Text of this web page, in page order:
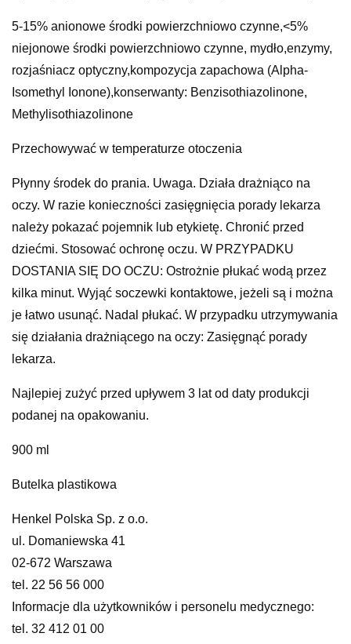
5-15% anionowe środki powierzchniowo czynne,<5%
niejonowe środki powierzchniowo czynne, mydło,enzymy,
rozjaśniacz optyczny,kompozycja zapachowa (Alpha-
Isomethyl Ionone),konserwanty: Benzisothiazolinone,
Methylisothiazolinone
Przechowywać w temperaturze otoczenia
Płynny środek do prania. Uwaga. Działa drażniąco na
oczy. W razie konieczności zasięgnięcia porady lekarza
należy pokazać pojemnik lub etykietę. Chronić przed
dziećmi. Stosować ochronę oczu. W PRZYPADKU
DOSTANIA SIĘ DO OCZU: Ostrożnie płukać wodą przez
kilka minut. Wyjąć soczewki kontaktowe, jeżeli są i można
je łatwo usunąć. Nadal płukać. W przypadku utrzymywania
się działania drażniącego na oczy: Zasięgnąć porady
lekarza.
Najlepiej zużyć przed upływem 3 lat od daty produkcji
podanej na opakowaniu.
900 ml
Butelka plastikowa
Henkel Polska Sp. z o.o.
ul. Domaniewska 41
02-672 Warszawa
tel. 22 56 56 000
Informacje dla użytkowników i personelu medycznego:
tel. 32 412 01 00